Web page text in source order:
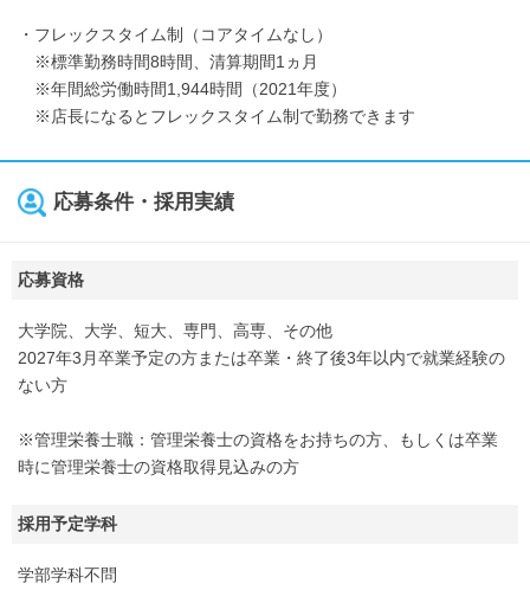
・フレックスタイム制（コアタイムなし）
※標準勤務時間8時間、清算期間1ヵ月
※年間総労働時間1,944時間（2021年度）
※店長になるとフレックスタイム制で勤務できます
応募条件・採用実績
応募資格
大学院、大学、短大、専門、高専、その他
2027年3月卒業予定の方または卒業・終了後3年以内で就業経験の
ない方
※管理栄養士職：管理栄養士の資格をお持ちの方、もしくは卒業
時に管理栄養士の資格取得見込みの方
採用予定学科
学部学科不問